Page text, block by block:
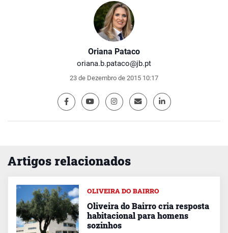
Oriana Pataco
oriana.b.pataco@jb.pt
23 de Dezembro de 2015 10:17
Artigos relacionados
OLIVEIRA DO BAIRRO
Oliveira do Bairro cria resposta
habitacional para homens
sozinhos